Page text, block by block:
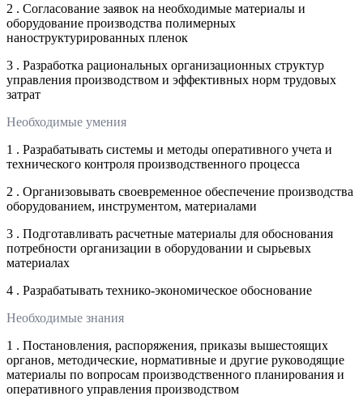
2 . Согласование заявок на необходимые материалы и
оборудование производства полимерных
наноструктурированных пленок
3 . Разработка рациональных организационных структур
управления производством и эффективных норм трудовых
затрат
Необходимые умения
1 . Разрабатывать системы и методы оперативного учета и
технического контроля производственного процесса
2 . Организовывать своевременное обеспечение производства
оборудованием, инструментом, материалами
3 . Подготавливать расчетные материалы для обоснования
потребности организации в оборудовании и сырьевых
материалах
4 . Разрабатывать технико-экономическое обоснование
Необходимые знания
1 . Постановления, распоряжения, приказы вышестоящих
органов, методические, нормативные и другие руководящие
материалы по вопросам производственного планирования и
оперативного управления производством